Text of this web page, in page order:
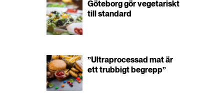
Göteborg gör vegetariskt
till standard
”Ultraprocessad mat är
ett trubbigt begrepp”